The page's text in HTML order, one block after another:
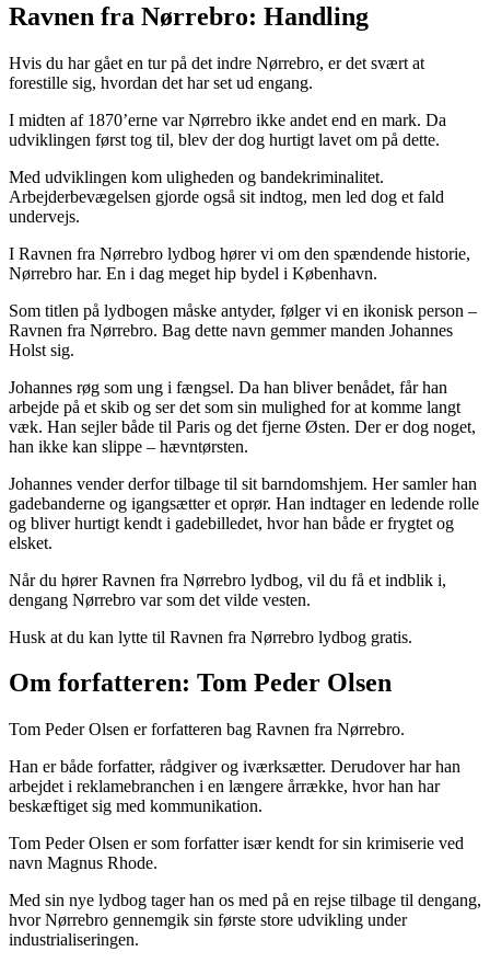
Ravnen fra Nørrebro: Handling
Hvis du har gået en tur på det indre Nørrebro, er det svært at
forestille sig, hvordan det har set ud engang.
I midten af 1870’erne var Nørrebro ikke andet end en mark. Da
udviklingen først tog til, blev der dog hurtigt lavet om på dette.
Med udviklingen kom uligheden og bandekriminalitet.
Arbejderbevægelsen gjorde også sit indtog, men led dog et fald
undervejs.
I Ravnen fra Nørrebro lydbog hører vi om den spændende historie,
Nørrebro har. En i dag meget hip bydel i København.
Som titlen på lydbogen måske antyder, følger vi en ikonisk person –
Ravnen fra Nørrebro. Bag dette navn gemmer manden Johannes
Holst sig.
Johannes røg som ung i fængsel. Da han bliver benådet, får han
arbejde på et skib og ser det som sin mulighed for at komme langt
væk. Han sejler både til Paris og det fjerne Østen. Der er dog noget,
han ikke kan slippe – hævntørsten.
Johannes vender derfor tilbage til sit barndomshjem. Her samler han
gadebanderne og igangsætter et oprør. Han indtager en ledende rolle
og bliver hurtigt kendt i gadebilledet, hvor han både er frygtet og
elsket.
Når du hører Ravnen fra Nørrebro lydbog, vil du få et indblik i,
dengang Nørrebro var som det vilde vesten.
Husk at du kan lytte til Ravnen fra Nørrebro lydbog gratis.
Om forfatteren: Tom Peder Olsen
Tom Peder Olsen er forfatteren bag Ravnen fra Nørrebro.
Han er både forfatter, rådgiver og iværksætter. Derudover har han
arbejdet i reklamebranchen i en længere årrække, hvor han har
beskæftiget sig med kommunikation.
Tom Peder Olsen er som forfatter især kendt for sin krimiserie ved
navn Magnus Rhode.
Med sin nye lydbog tager han os med på en rejse tilbage til dengang,
hvor Nørrebro gennemgik sin første store udvikling under
industrialiseringen.